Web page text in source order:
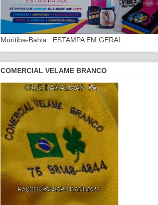
Muritiba-Bahia : ESTAMPA EM GERAL
COMERCIAL VELAME BRANCO